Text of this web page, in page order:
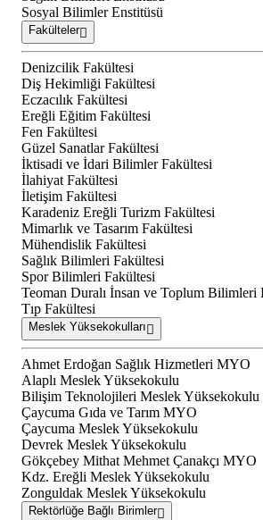
Sosyal Bilimler Enstitüsü
Fakülteler
Denizcilik Fakültesi
Diş Hekimliği Fakültesi
Eczacılık Fakültesi
Ereğli Eğitim Fakültesi
Fen Fakültesi
Güzel Sanatlar Fakültesi
İktisadi ve İdari Bilimler Fakültesi
İlahiyat Fakültesi
İletişim Fakültesi
Karadeniz Ereğli Turizm Fakültesi
Mimarlık ve Tasarım Fakültesi
Mühendislik Fakültesi
Sağlık Bilimleri Fakültesi
Spor Bilimleri Fakültesi
Teoman Duralı İnsan ve Toplum Bilimleri
Tıp Fakültesi
Meslek Yüksekokulları
Ahmet Erdoğan Sağlık Hizmetleri MYO
Alaplı Meslek Yüksekokulu
Bilişim Teknolojileri Meslek Yüksekokulu
Çaycuma Gıda ve Tarım MYO
Çaycuma Meslek Yüksekokulu
Devrek Meslek Yüksekokulu
Gökçebey Mithat Mehmet Çanakçı MYO
Kdz. Ereğli Meslek Yüksekokulu
Zonguldak Meslek Yüksekokulu
Rektörlüğe Bağlı Birimler